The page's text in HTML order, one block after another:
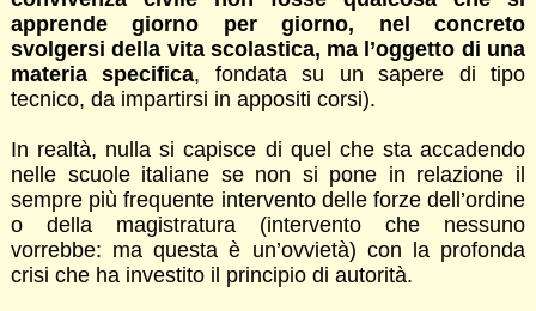
apprende giorno per giorno, nel concreto
svolgersi della vita scolastica, ma l’oggetto di una
materia specifica, fondata su un sapere di tipo
tecnico, da impartirsi in appositi corsi).
In realtà, nulla si capisce di quel che sta accadendo
nelle scuole italiane se non si pone in relazione il
sempre più frequente intervento delle forze dell’ordine
o della magistratura (intervento che nessuno
vorrebbe: ma questa è un’ovvietà) con la profonda
crisi che ha investito il principio di autorità.